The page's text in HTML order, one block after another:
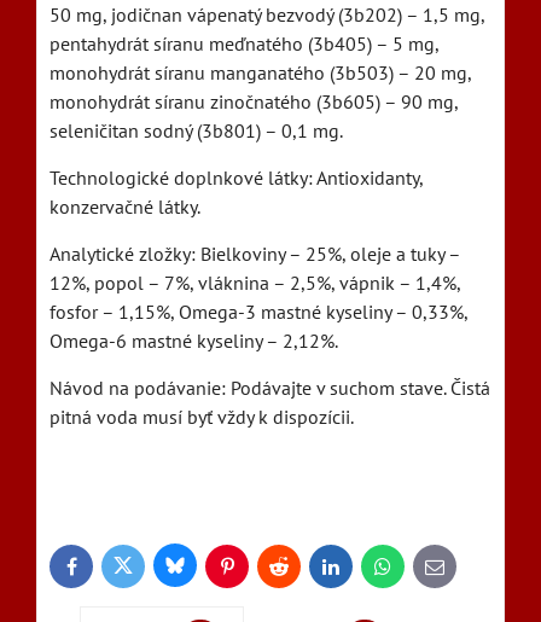
50 mg, jodičnan vápenatý bezvodý (3b202) – 1,5 mg,
pentahydrát síranu meďnatého (3b405) – 5 mg,
monohydrát síranu manganatého (3b503) – 20 mg,
monohydrát síranu zinočnatého (3b605) – 90 mg,
seleničitan sodný (3b801) – 0,1 mg.
Technologické doplnkové látky: Antioxidanty,
konzervačné látky.
Analytické zložky: Bielkoviny – 25%, oleje a tuky –
12%, popol – 7%, vláknina – 2,5%, vápnik – 1,4%,
fosfor – 1,15%, Omega-3 mastné kyseliny – 0,33%,
Omega-6 mastné kyseliny – 2,12%.
Návod na podávanie: Podávajte v suchom stave. Čistá
pitná voda musí byť vždy k dispozícii.
FacebookTwitter BlueskyPinterestReddit LinkedInWhatsApp
E-
mail